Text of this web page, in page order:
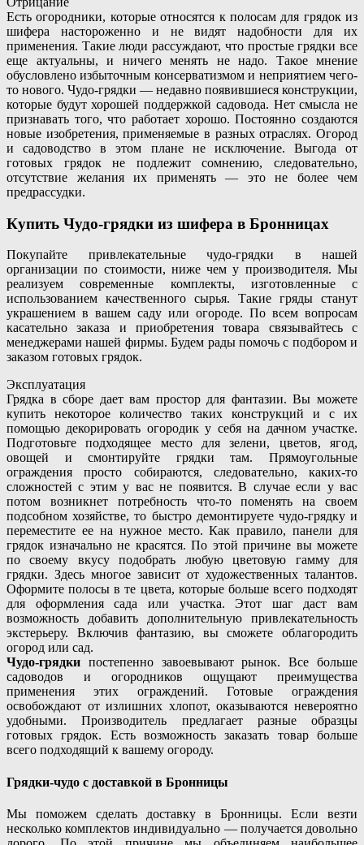
Есть огородники, которые относятся к полосам для грядок из
шифера настороженно и не видят надобности для их
применения. Такие люди рассуждают, что простые грядки все
еще актуальны, и ничего менять не надо. Такое мнение
обусловлено избыточным консерватизмом и неприятием чего-
то нового. Чудо-грядки — недавно появившиеся конструкции,
которые будут хорошей поддержкой садовода. Нет смысла не
признавать того, что работает хорошо. Постоянно создаются
новые изобретения, применяемые в разных отраслях. Огород
и садоводство в этом плане не исключение. Выгода от
готовых грядок не подлежит сомнению, следовательно,
отсутствие желания их применять — это не более чем
предрассудки.
Купить Чудо-грядки из шифера в Бронницах
Покупайте привлекательные чудо-грядки в нашей
организации по стоимости, ниже чем у производителя. Мы
реализуем современные комплекты, изготовленные с
использованием качественного сырья. Такие гряды станут
украшением в вашем саду или огороде. По всем вопросам
касательно заказа и приобретения товара связывайтесь с
менеджерами нашей фирмы. Будем рады помочь с подбором и
заказом готовых грядок.
Эксплуатация
Грядка в сборе дает вам простор для фантазии. Вы можете
купить некоторое количество таких конструкций и с их
помощью декорировать огородик у себя на дачном участке.
Подготовьте подходящее место для зелени, цветов, ягод,
овощей и смонтируйте грядки там. Прямоугольные
ограждения просто собираются, следовательно, каких-то
сложностей с этим у вас не появится. В случае если у вас
потом возникнет потребность что-то поменять на своем
подсобном хозяйстве, то быстро демонтируете чудо-грядку и
переместите ее на нужное место. Как правило, панели для
грядок изначально не красятся. По этой причине вы можете
по своему вкусу подобрать любую цветовую гамму для
грядки. Здесь многое зависит от художественных талантов.
Оформите полосы в те цвета, которые больше всего подходят
для оформления сада или участка. Этот шаг даст вам
возможность добавить дополнительную привлекательность
экстерьеру. Включив фантазию, вы сможете облагородить
огород или сад.
Чудо-грядки постепенно завоевывают рынок. Все больше
садоводов и огородников ощущают преимущества
применения этих ограждений. Готовые ограждения
освобождают от излишних хлопот, оказываются невероятно
удобными. Производитель предлагает разные образцы
готовых грядок. Есть возможность заказать товар больше
всего подходящий к вашему огороду.
Грядки-чудо с доставкой в Бронницы
Мы поможем сделать доставку в Бронницы. Если везти
несколько комплектов индивидуально — получается довольно